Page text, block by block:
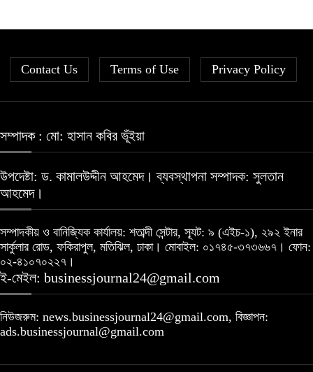
Contact Us Terms of Use Privacy Policy
সম্পাদক : মো: হাসান কবির ভূঁইয়া
উপদেষ্টা: ড. কামালউদ্দীন আহমেদ। ব্যবস্থাপনা সম্পাদক: সুলতান
আহমেদ।
সম্পাদকীয় ও বানিজ্যিক কার্যালয়: শতাব্দী সেন্টার, স্যূট: ৯ (এইচ-১), ২৯২ ইনার
সার্কুলার রোড, ফকিরাপুল, মতিঝিল, ঢাকা। মোবাইল: ০১৭৪৫-৩৭৩৬৬৭। ফোন:
০২-৪১০৭০২২৭।
ই-মেইল: businessjournal24@gmail.com
নিউজরুম: news.businessjournal24@gmail.com, বিজ্ঞাপন:
ads.businessjournal@gmail.com